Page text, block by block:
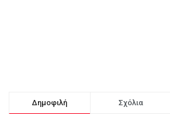
Δημοφιλή Σχόλια